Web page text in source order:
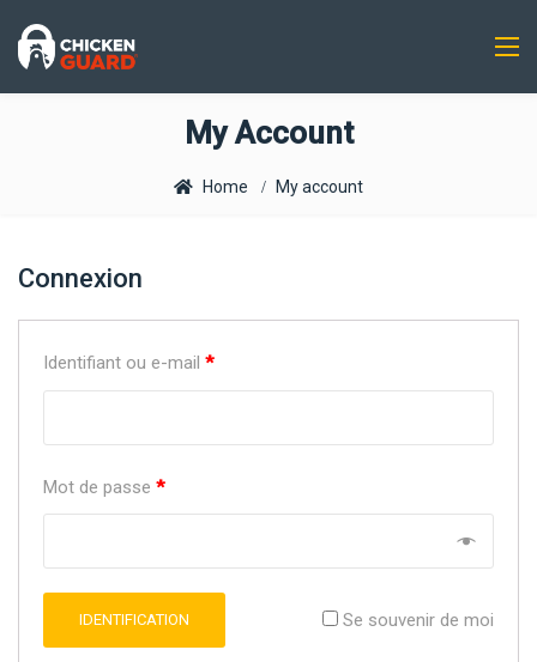
My Account
Home My account
Connexion
Identifiant ou e-mail *
Mot de passe *
Se souvenir de moi
IDENTIFICATION